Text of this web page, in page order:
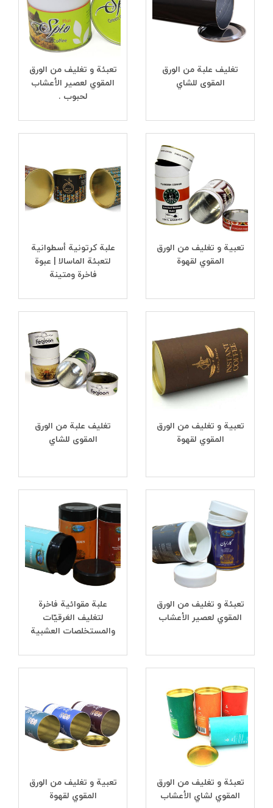
تغليف علبة من الورق
المقوى للشاي
تعبئة و تغليف من الورق
المقوي لعصير الأعشاب
لحبوب .
تعبیة و تغلیف من الورق
المقوي لقهوة
علبة كرتونية أسطوانية
لتعبئة الماسالا | عبوة
فاخرة ومتينة
تعبیة و تغلیف من الورق
المقوي لقهوة
تغليف علبة من الورق
المقوى للشاي
تعبئة و تغلیف من الورق
المقوي لعصیر الأعشاب
علبة مقوائية فاخرة
لتغليف العَرقيّات
والمستخلصات العشبية
تعبئة و تغلیف من الورق
المقوي لشاي الأعشاب
تعبیة و تغلیف من الورق
المقوي لقهوة